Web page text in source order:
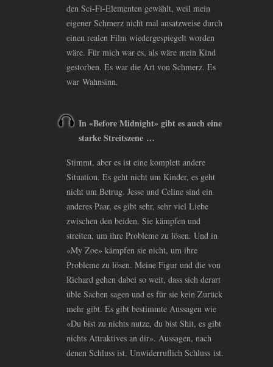
den Sci-Fi-Elementen gewählt, weil mein
eigener Schmerz nicht mal ansatzweise durch
einen realen Film wiedergespiegelt worden
wäre. Für mich war es, als wäre mein Kind
gestorben. Es war die Art von Schmerz. Es
war Wahnsinn.
In «Before Midnight» gibt es auch eine
starke Streitszene …
Stimmt, aber es ist eine komplett andere
Situation. Es geht nicht um Kinder, es geht
nicht um Betrug. Jesse und Celine sind ein
anderes Paar, es gibt sehr, sehr viel Liebe
zwischen den beiden. Sie kämpfen und
streiten, um ihre Probleme zu lösen. Und in
«My Zoe» kämpfen sie nicht, um ihre
Probleme zu lösen. Meine Figur und die von
Richard gehen dabei so weit, dass sich derart
üble Sachen sagen und es für sie kein Zurück
mehr gibt. Es gibt bestimmte Aussagen wie
«Du bist zu nichts nutze, du bist Shit, es gibt
nichts Attraktives an dir». Aussagen, nach
denen Schluss ist. Unwiderruflich Schluss ist.